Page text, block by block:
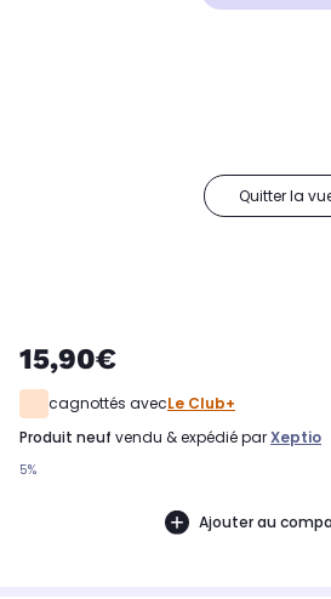
Quitter la
15,90€
cagnottés avecLe Club+
produit neuf vendu & expédié parXeptio
5%
Ajouter au